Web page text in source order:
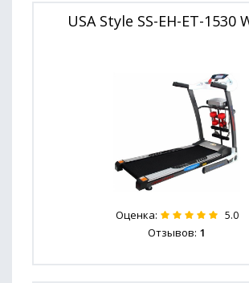
USA Style SS-EH-ET-1530
Оценка: 5.0
Отзывов: 1